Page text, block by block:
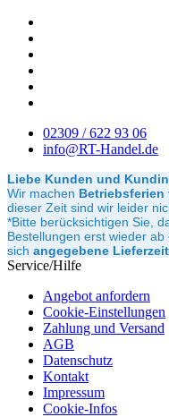
02309 / 622 93 06
info@RT-Handel.de
Liebe Kunden und
Wir machen Betriebsferien
dieser Zeit sind wir leider
*Bitte berücksichtigen Sie,
Bestellungen erst wieder ab
sich angegebene
Service/Hilfe
Angebot anfordern
Cookie-Einstellungen
Zahlung und Versand
AGB
Datenschutz
Kontakt
Impressum
Cookie-Infos